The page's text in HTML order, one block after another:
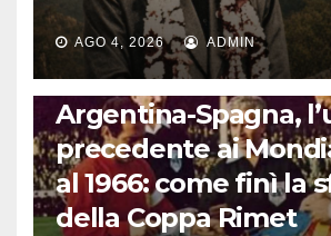
AGO 4, 2026 ADMIN
CALCIO INTERNAZIONALE
Argentina-Spagna,
precedente ai
al 1966: come finì la
della Coppa Rimet